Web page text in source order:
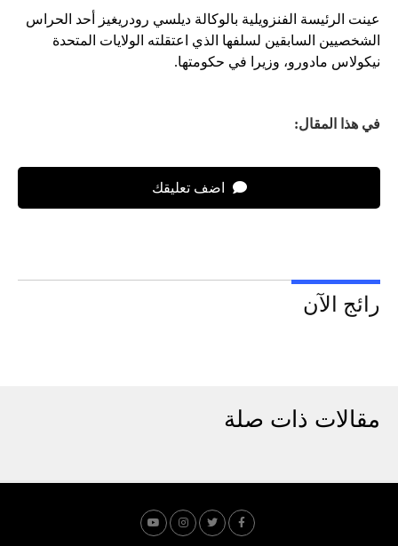
عينت الرئيسة الفنزويلية بالوكالة ديلسي رودريغيز أحد الحراس
الشخصيين السابقين لسلفها الذي اعتقلته الولايات المتحدة
نيكولاس مادورو، وزيرا في حكومتها.
في هذا المقال:
اضف تعليقك
رائج الآن
مقالات ذات صلة